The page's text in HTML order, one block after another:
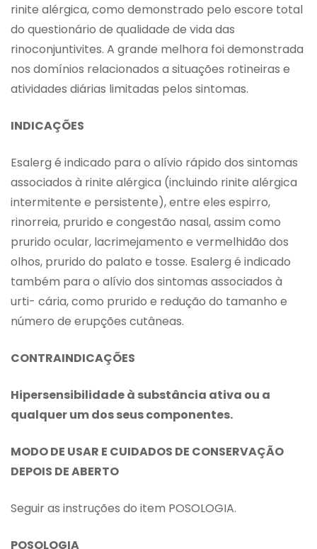
rinite alérgica, como demonstrado pelo escore total
do questionário de qualidade de vida das
rinoconjuntivites. A grande melhora foi demonstrada
nos domínios relacionados a situações rotineiras e
atividades diárias limitadas pelos sintomas.
INDICAÇÕES
Esalerg é indicado para o alívio rápido dos sintomas
associados à rinite alérgica (incluindo rinite alérgica
intermitente e persistente), entre eles espirro,
rinorreia, prurido e congestão nasal, assim como
prurido ocular, lacrimejamento e vermelhidão dos
olhos, prurido do palato e tosse. Esalerg é indicado
também para o alívio dos sintomas associados à
urti- cária, como prurido e redução do tamanho e
número de erupções cutâneas.
CONTRAINDICAÇÕES
Hipersensibilidade à substância ativa ou a
qualquer um dos seus componentes.
MODO DE USAR E CUIDADOS DE CONSERVAÇÃO
DEPOIS DE ABERTO
Seguir as instruções do item POSOLOGIA.
POSOLOGIA